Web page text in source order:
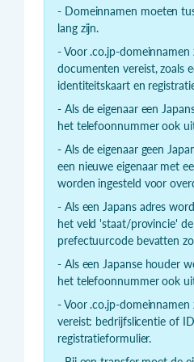
- Domeinnamen moeten
lang zijn.
- Voor .co.jp-domeinnamen
documenten vereist, zoals
identiteitskaart en
- Als de eigenaar een
het telefoonnummer ook
- Als de eigenaar geen
een nieuwe eigenaar met
worden ingesteld voor
- Als een Japans adres
het veld 'staat/provincie'
prefectuurcode bevatten
- Als een Japanse houder
het telefoonnummer ook
- Voor .co.jp-
vereist: bedrijfslicentie of
registratieformulier.